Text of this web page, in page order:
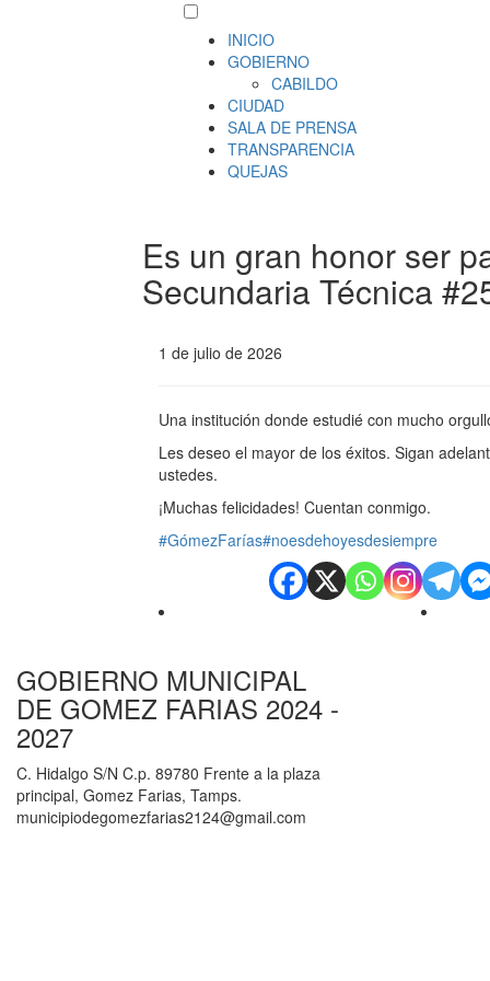
INICIO
GOBIERNO
CABILDO
CIUDAD
SALA DE PRENSA
TRANSPARENCIA
QUEJAS
Es un gran honor ser
Secundaria Técnica
1 de julio de 2026
Una institución donde estudié con mucho
Les deseo el mayor de los éxitos. Sigan
ustedes.
¡Muchas felicidades! Cuentan conmigo.
#GómezFarías#noesdehoyesdesiempre
GOBIERNO MUNICIPAL
DE GOMEZ FARIAS 2024 -
2027
C. Hidalgo S/N C.p. 89780 Frente a la plaza
principal, Gomez Farias, Tamps.
municipiodegomezfarias2124@gmail.com